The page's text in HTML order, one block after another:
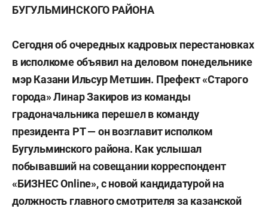
БУГУЛЬМИНСКОГО РАЙОНА
Сегодня об очередных кадровых перестановках
в исполкоме объявил на деловом понедельнике
мэр Казани Ильсур Метшин. Префект «Старого
города» Линар Закиров из команды
градоначальника перешел в команду
президента РТ — он возглавит исполком
Бугульминского района. Как услышал
побывавший на совещании корреспондент
«БИЗНЕС Online», с новой кандидатурой на
должность главного смотрителя за казанской